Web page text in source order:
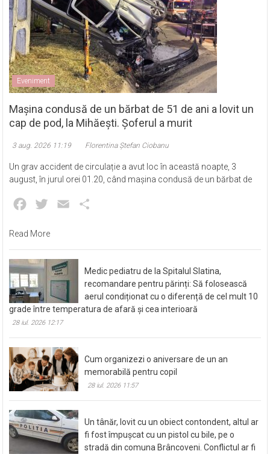
Eveniment
Mașina condusă de un bărbat de 51 de ani a lovit un
cap de pod, la Mihăești. Șoferul a murit
3 aug. 2026 11:19 Florentina Ștefan Ciobanu
Un grav accident de circulație a avut loc în această noapte, 3
august, în jurul orei 01.20, când mașina condusă de un bărbat de
Facebook
Twitter Email
Read More
Medic pediatru de la Spitalul Slatina,
recomandare pentru părinți: Să folosească
aerul condiționat cu o diferență de cel mult 10
grade între temperatura de afară și cea interioară
28 iul. 2026 12:17
Cum organizezi o aniversare de un an
memorabilă pentru copil
28 iul. 2026 11:57
Un tânăr, lovit cu un obiect contondent, altul ar
fi fost împușcat cu un pistol cu bile, pe o
stradă din comuna Brâncoveni. Conflictul ar fi